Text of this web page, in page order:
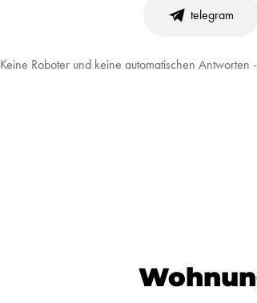
telegram
Keine Roboter und keine automatischen